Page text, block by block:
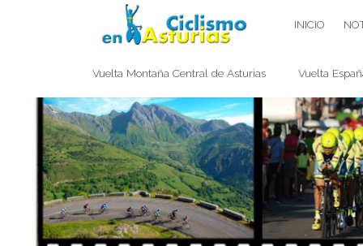
CICLISMO EN ASTURIAS INICIO
Vuelta Montaña Central de Asturias Vuelta